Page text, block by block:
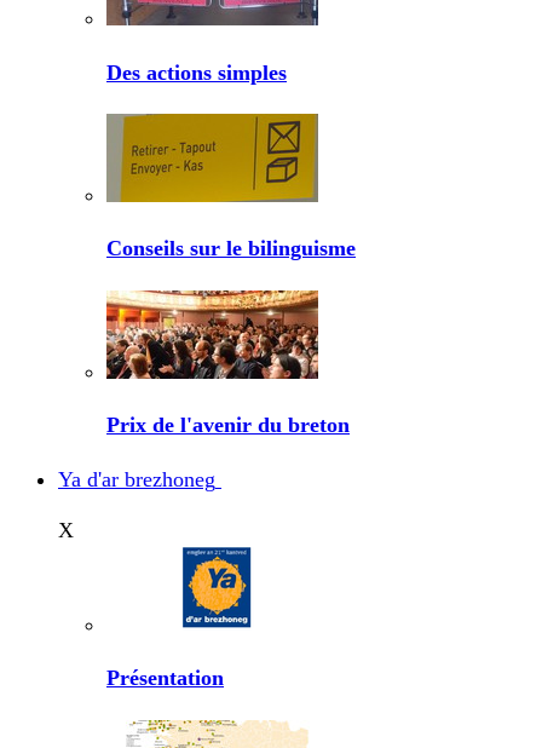
Des actions simples
Conseils sur le bilinguisme
Prix de l'avenir du breton
Ya d'ar brezhoneg
X
Présentation